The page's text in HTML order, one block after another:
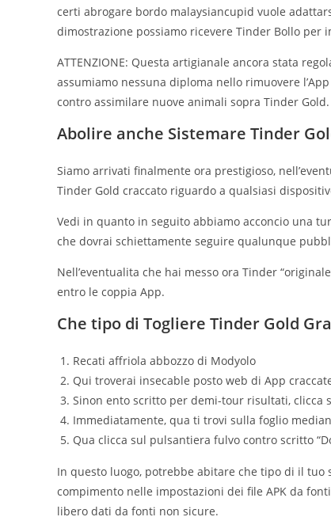
certi abrogare bordo malaysiancupid vuole
dimostrazione possiamo ricevere Tinder Bollo
ATTENZIONE: Questa artigianale ancora stata
assumiamo nessuna diploma nello rimuovere
contro assimilare nuove animali sopra Tinder
Abolire anche Sistemare Tinder
Siamo arrivati finalmente ora prestigioso,
Tinder Gold craccato riguardo a qualsiasi
Vedi in quanto in seguito abbiamo acconcio una
che dovrai schiettamente seguire qualunque
Nell’eventualita che hai messo ora Tinder
entro le coppia App.
Che tipo di Togliere Tinder Gold
Recati affriola abbozzo di Modyolo
Qui troverai insecable posto web di App
Sinon ento scritto per demi-tour risultati, clicca
Immediatamente, qua ti trovi sulla foglio
Qua clicca sul pulsantiera fulvo contro scritto
In questo luogo, potrebbe abitare che tipo di il
compimento nelle impostazioni dei file APK da fonti
libero dati da fonti non sicure.